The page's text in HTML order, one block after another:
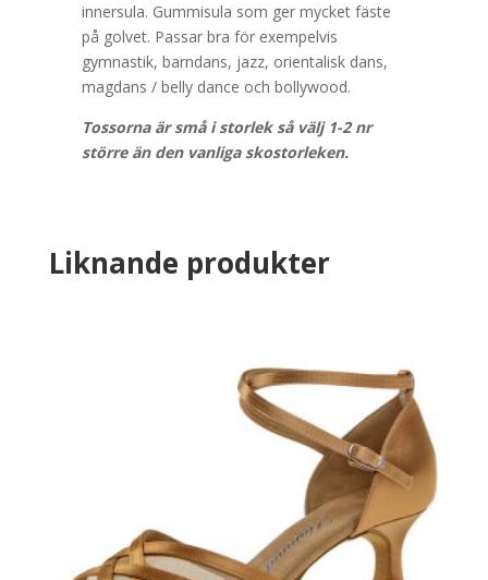
innersula. Gummisula som ger mycket fäste
på golvet. Passar bra för exempelvis
gymnastik, barndans, jazz, orientalisk dans,
magdans / belly dance och bollywood.
Tossorna är små i storlek så välj 1-2 nr
större än den vanliga skostorleken.
Liknande produkter